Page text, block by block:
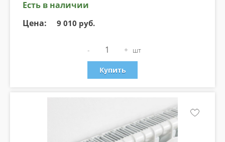
Есть в наличии
Цена:
9 010 руб.
- + шт
Купить